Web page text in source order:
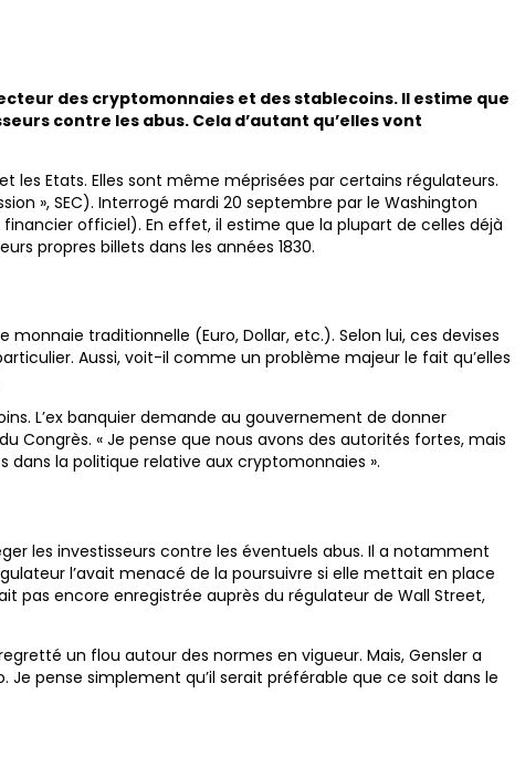
des cryptomonnaies et des stablecoins. Il estime que
contre les abus. Cela d’autant qu’elles vont
les Etats. Elles sont même méprisées par certains régulateurs.
», SEC). Interrogé mardi 20 septembre par le Washington
officiel). En effet, il estime que la plupart de celles déjà
propres billets dans les années 1830.
traditionnelle (Euro, Dollar, etc.). Selon lui, ces devises
Aussi, voit-il comme un problème majeur le fait qu’elles
L’ex banquier demande au gouvernement de donner
Congrès. « Je pense que nous avons des autorités fortes, mais
dans la politique relative aux cryptomonnaies ».
les investisseurs contre les éventuels abus. Il a notamment
l’avait menacé de la poursuivre si elle mettait en place
pas encore enregistrée auprès du régulateur de Wall Street,
un flou autour des normes en vigueur. Mais, Gensler a
pense simplement qu’il serait préférable que ce soit dans le